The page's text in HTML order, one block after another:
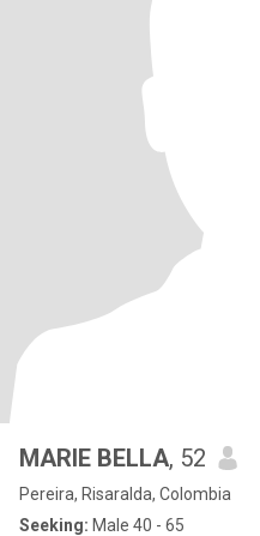
MARIE BELLA, 52
Pereira, Risaralda, Colombia
Seeking: Male 40 - 65